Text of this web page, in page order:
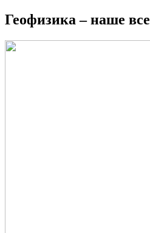
Геофизика – наше все